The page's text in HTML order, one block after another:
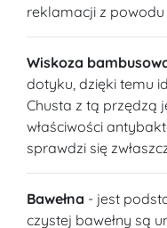
reklamacji z
Wiskoza
dotyku, dzięki temu
Chusta z tą przędzą
właściwości
sprawdzi się
Bawełna - jest
czystej bawełny są